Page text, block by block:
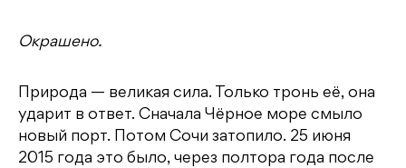
Окрашено.
Природа — великая сила. Только тронь её, она
ударит в ответ. Сначала Чёрное море смыло
новый порт. Потом Сочи затопило. 25 июня
2015 года это было, через полтора года после